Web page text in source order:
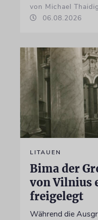
von Michael
06.08.2026
LITAUEN
Bima der
von Vilnius
freigelegt
Während die